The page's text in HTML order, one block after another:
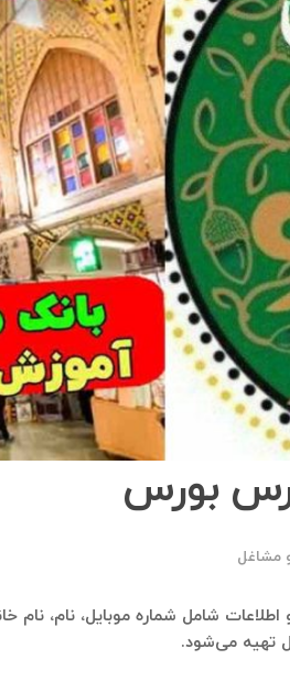
بورس
مشاغل
اطلاعات شامل شماره موبایل، نام،
تهیه می‌شود.